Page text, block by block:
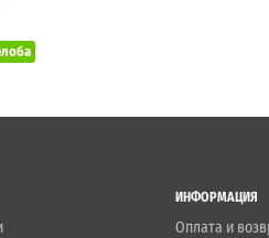
ИНФОРМАЦИЯ
Оплата и